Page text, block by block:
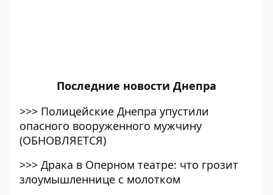
Последние новости Днепра
>>> Полицейские Днепра упустили
опасного вооруженного мужчину
(ОБНОВЛЯЕТСЯ)
>>> Драка в Оперном театре: что грозит
злоумышленнице с молотком